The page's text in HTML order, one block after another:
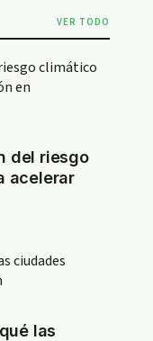
VER TODO
del riesgo
acelerar
las